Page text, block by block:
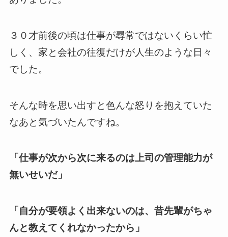
３０才前後の頃は仕事が尋常ではないくらい忙
しく、家と会社の往復だけが人生のような日々
でした。
そんな時を思い出すと色んな怒りを抱えていた
なあと気づいたんですね。
「仕事が次から次に来るのは上司の管理能力が
無いせいだ」
「自分が要領よく出来ないのは、昔先輩がちゃ
んと教えてくれなかったから」